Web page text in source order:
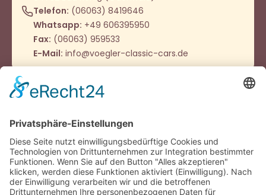
Telefon: (06063) 8419646
Whatsapp: +49 606395950
Fax: (06063) 959533
E-Mail: info@voegler-classic-cars.de
Öffnungszeiten
Montag - Donnerstag
9:00 – 12:00 Uhr
14:00 - 16:00 Uhr
Oder nach Vereinbarung